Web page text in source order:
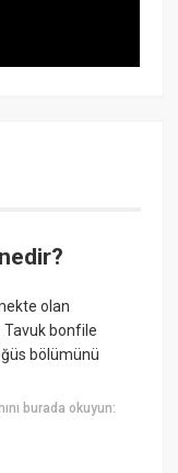
olan
Tavuk bonfile
bölümünü
burada okuyun: